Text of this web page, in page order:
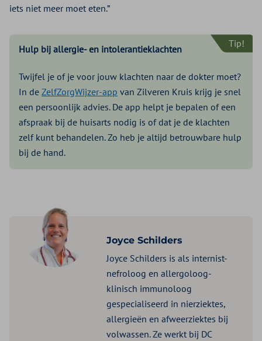
iets niet meer moet eten.”
Hulp bij allergie- en intolerantieklachten Tip!
Twijfel je of je voor jouw klachten naar de dokter moet?
In de ZelfZorgWijzer-app van Zilveren Kruis krijg je snel
een persoonlijk advies. De app helpt je bepalen of een
afspraak bij de huisarts nodig is of dat je de klachten
zelf kunt behandelen. Zo heb je altijd betrouwbare hulp
bij de hand.
Joyce Schilders
Joyce Schilders is als internist-
nefroloog en allergoloog-
klinisch immunoloog
gespecialiseerd in nierziektes,
allergieën en afweerziektes bij
volwassen. Ze werkt bij DC